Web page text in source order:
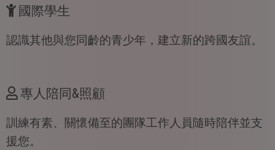
國際學生
認識其他與您同齡的青少年，建立新的跨國友誼。
專人陪同&照顧
訓練有素、關懷備至的團隊工作人員隨時陪伴並支
援您。